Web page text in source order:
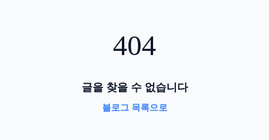
404
글을 찾을 수 없습니다
블로그 목록으로